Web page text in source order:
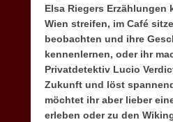
Elsa Riegers Erzählungen
Wien streifen, im Café
beobachten und ihre
kennenlernen, oder ihr
Privatdetektiv Lucio
Zukunft und löst
möchtet ihr aber lieber
erleben oder zu den